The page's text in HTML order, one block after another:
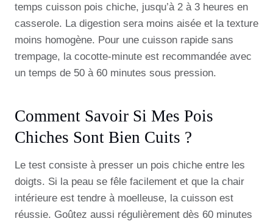
temps cuisson pois chiche, jusqu’à 2 à 3 heures en
casserole. La digestion sera moins aisée et la texture
moins homogène. Pour une cuisson rapide sans
trempage, la cocotte-minute est recommandée avec
un temps de 50 à 60 minutes sous pression.
Comment Savoir Si Mes Pois
Chiches Sont Bien Cuits ?
Le test consiste à presser un pois chiche entre les
doigts. Si la peau se fêle facilement et que la chair
intérieure est tendre à moelleuse, la cuisson est
réussie. Goûtez aussi régulièrement dès 60 minutes